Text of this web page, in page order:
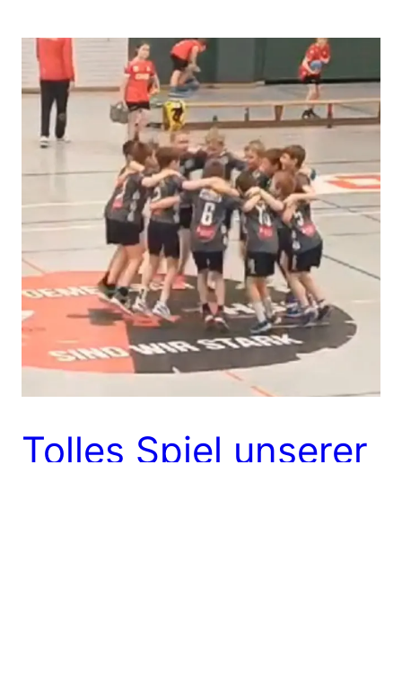
Tolles Spiel unserer